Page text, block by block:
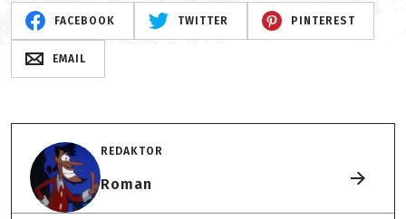
FACEBOOK TWITTER PINTEREST
EMAIL
REDAKTOR
Roman